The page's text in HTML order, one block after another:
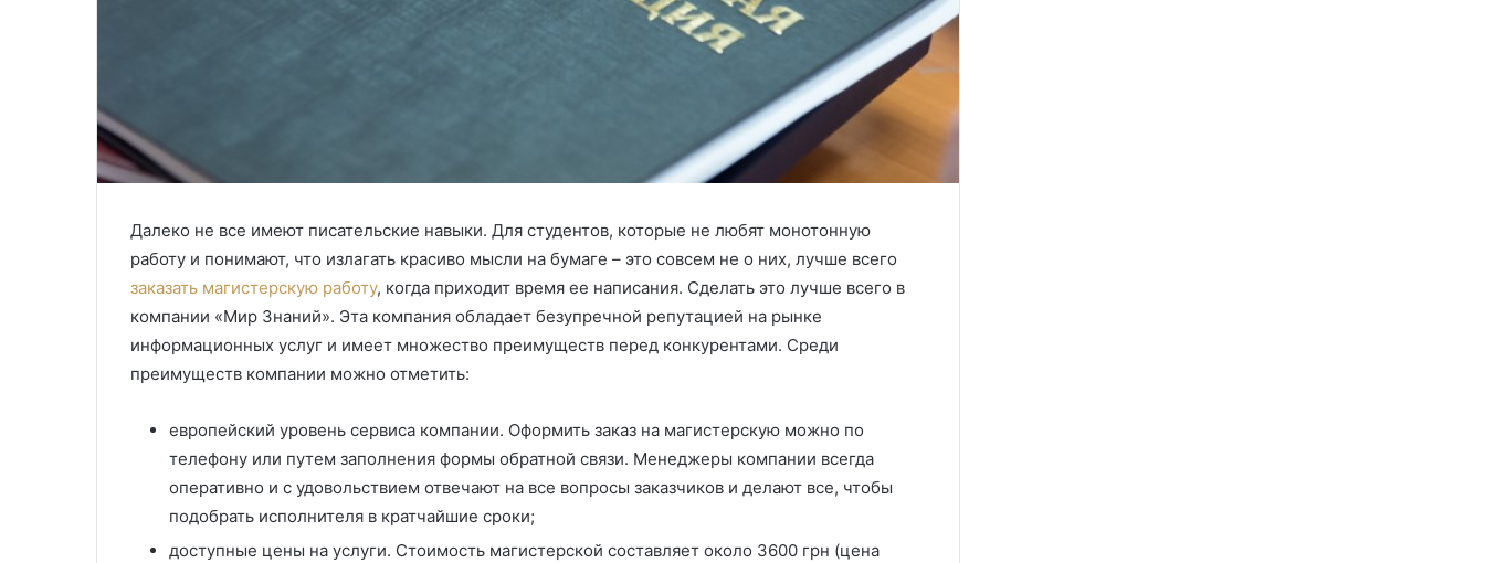
Далеко не все имеют писательские навыки. Для студентов, которые не любят монотонную
работу и понимают, что излагать красиво мысли на бумаге – это совсем не о них, лучше всего
заказать магистерскую работу, когда приходит время ее написания. Сделать это лучше всего в
компании «Мир Знаний». Эта компания обладает безупречной репутацией на рынке
информационных услуг и имеет множество преимуществ перед конкурентами. Среди
преимуществ компании можно отметить:
европейский уровень сервиса компании. Оформить заказ на магистерскую можно по
телефону или путем заполнения формы обратной связи. Менеджеры компании всегда
оперативно и с удовольствием отвечают на все вопросы заказчиков и делают все, чтобы
подобрать исполнителя в кратчайшие сроки;
доступные цены на услуги. Стоимость магистерской составляет около 3600 грн (цена